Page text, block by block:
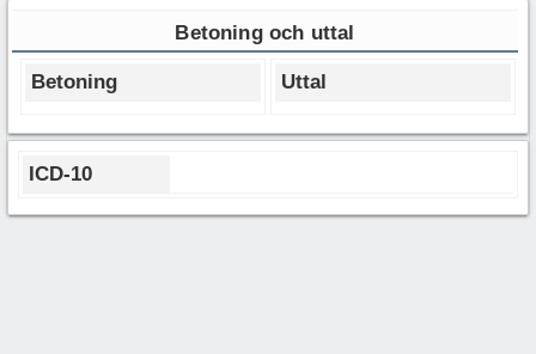
Betoning och uttal
Betoning Uttal
ICD-10